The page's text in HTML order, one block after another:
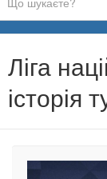
Ви
є
тут
Ліга
історія